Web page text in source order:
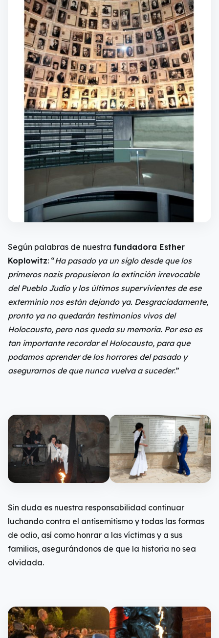
Según palabras de nuestra fundadora Esther
Koplowitz: “Ha pasado ya un siglo desde que los
primeros nazis propusieron la extinción irrevocable
del Pueblo Judío y los últimos supervivientes de ese
exterminio nos están dejando ya. Desgraciadamente,
pronto ya no quedarán testimonios vivos del
Holocausto, pero nos queda su memoria. Por eso es
tan importante recordar el Holocausto, para que
podamos aprender de los horrores del pasado y
asegurarnos de que nunca vuelva a suceder.”
Sin duda es nuestra responsabilidad continuar
luchando contra el antisemitismo y todas las formas
de odio, así como honrar a las víctimas y a sus
familias, asegurándonos de que la historia no sea
olvidada.